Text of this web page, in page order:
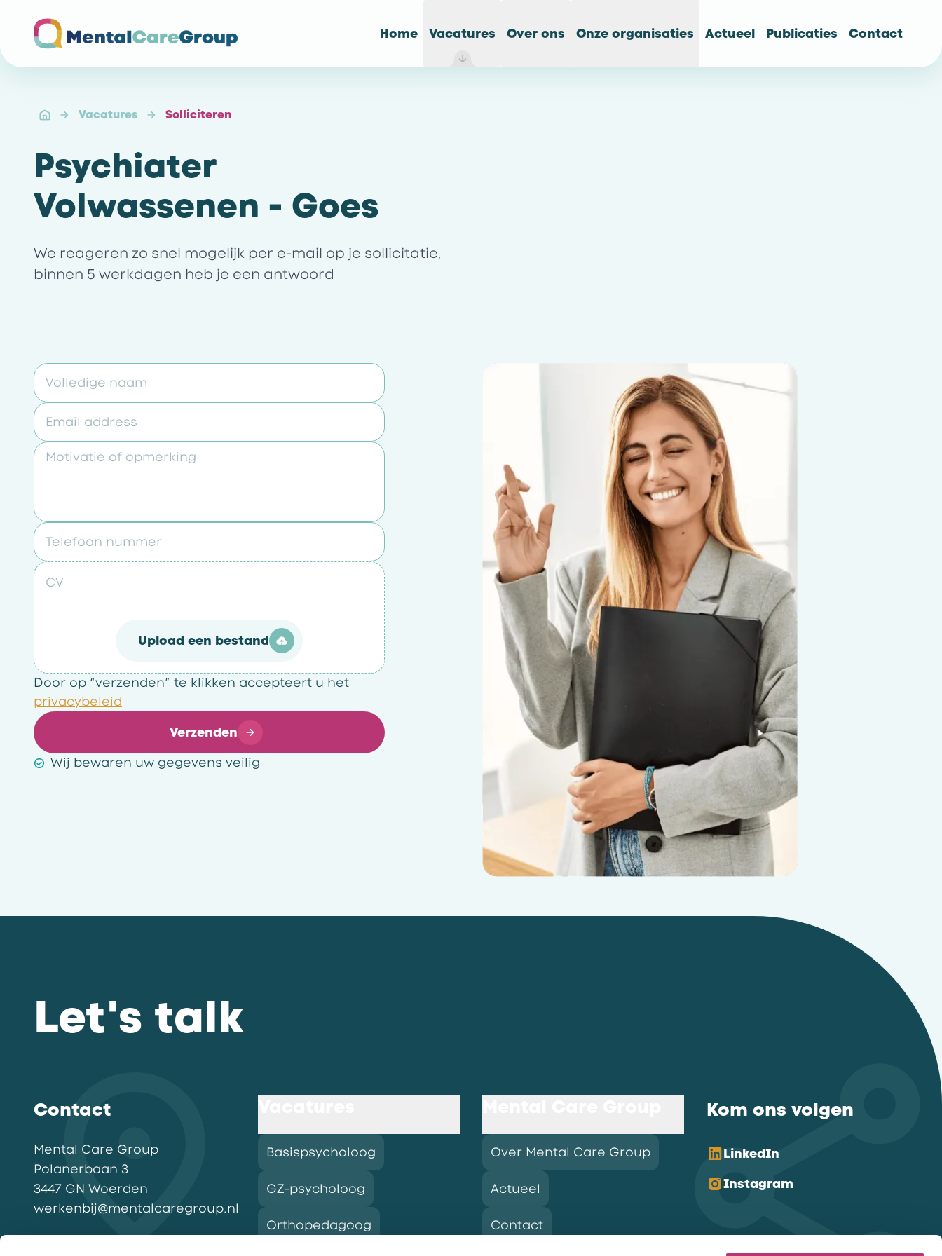
Home Vacatures Over ons Onze organisaties Actueel Publicaties Contact
Vacatures Solliciteren
Psychiater
Volwassenen - Goes
We reageren zo snel mogelijk per e-mail op je sollicitatie,
binnen 5 werkdagen heb je een antwoord
Volledige naam
Email address
Motivatie of opmerking
Telefoon nummer
CV
Upload een bestand
Door op “verzenden” te klikken accepteert u het
privacybeleid
Verzenden
Wij bewaren uw gegevens veilig
Let's talk
Contact
Mental Care Group
Polanerbaan 3
3447 GN Woerden
werkenbij@mentalcaregroup.nl
Basispsycholoog
GZ-psycholoog
Orthopedagoog
Over Mental Care Group
Actueel
Contact
Kom ons volgen
LinkedIn
Instagram